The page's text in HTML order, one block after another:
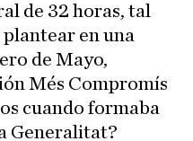
de 32 horas, tal
en una
de Mayo,
Més Compromís
cuando formaba
Generalitat?